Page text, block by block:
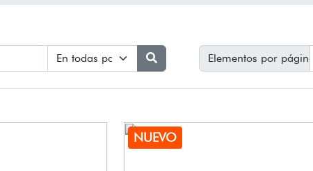
Elementos por página:
NUEVO